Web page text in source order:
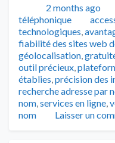
Publié2 months ago
téléphonique
Tags
technologiques,
fiabilité des sites web
géolocalisation,
outil précieux,
établies,précision des
recherche adresse par
nom,services en ligne,
nom
Laisser un